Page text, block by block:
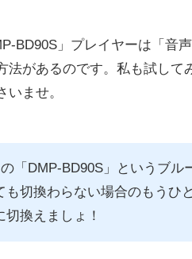
BD90S」 プレイヤーは「音
法があるのです。私も試し
ませ。
「 DMP-BD90S」というブル
も切換わらない場合のもうひ
換えましょ！